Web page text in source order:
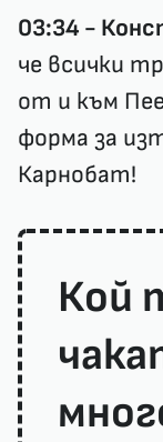
03:34 -
че всички
от и към
форма за
Карнобат!
Кой